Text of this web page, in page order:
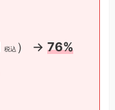
税込 ） → 76%